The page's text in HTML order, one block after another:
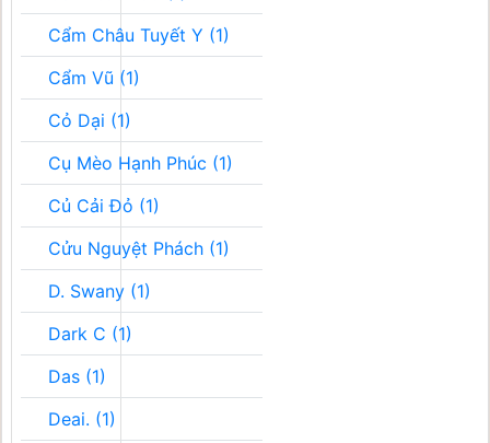
Cẩm Châu Tuyết Y (1)
Cẩm Vũ (1)
Cỏ Dại (1)
Cụ Mèo Hạnh Phúc (1)
Củ Cải Đỏ (1)
Cửu Nguyệt Phách (1)
D. Swany (1)
Dark C (1)
Das (1)
Deai. (1)